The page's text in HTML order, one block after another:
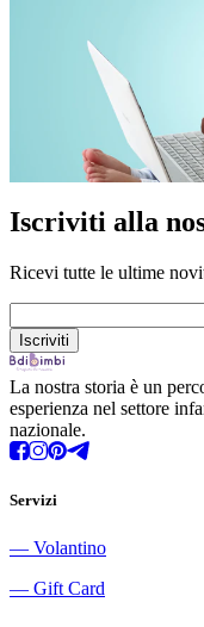
Iscriviti alla
Ricevi tutte le ultime
La nostra storia è un
esperienza nel settore
nazionale.
Servizi
― Volantino
― Gift Card